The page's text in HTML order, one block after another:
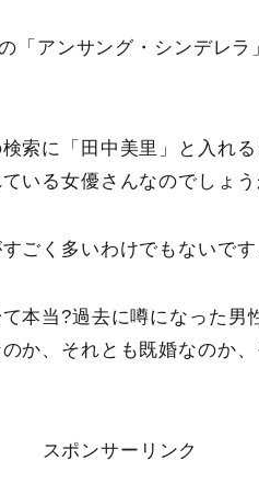
「アンサング・シンデレ
索に「田中美里」と入れ
いる女優さんなのでしょう
ごく多いわけでもないです
本当?過去に噂になった男
か、それとも既婚なのか
スポンサーリンク